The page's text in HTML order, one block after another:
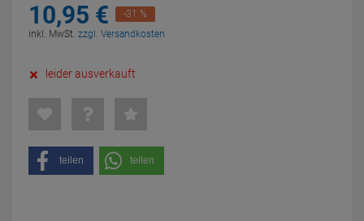
10,95 €
-31 %
inkl. MwSt. zzgl. Versandkosten
leider ausverkauft
teilen teilen